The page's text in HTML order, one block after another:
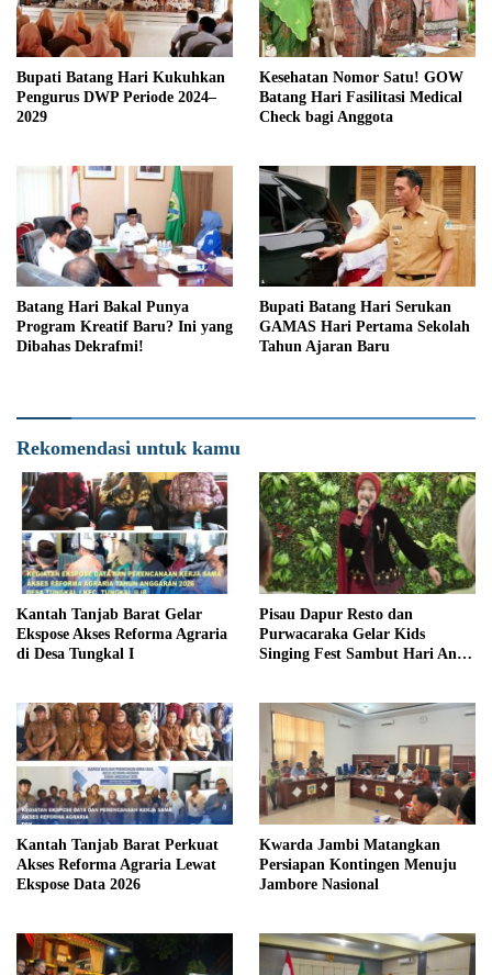
Bupati Batang Hari Kukuhkan
Pengurus DWP Periode 2024–
2029
Kesehatan Nomor Satu! GOW
Batang Hari Fasilitasi Medical
Check bagi Anggota
Batang Hari Bakal Punya
Program Kreatif Baru? Ini yang
Dibahas Dekrafmi!
Bupati Batang Hari Serukan
GAMAS Hari Pertama Sekolah
Tahun Ajaran Baru
Rekomendasi untuk kamu
Kantah Tanjab Barat Gelar
Ekspose Akses Reforma Agraria
di Desa Tungkal I
Pisau Dapur Resto dan
Purwacaraka Gelar Kids
Singing Fest Sambut Hari Anak
Kantah Tanjab Barat Perkuat
Akses Reforma Agraria Lewat
Ekspose Data 2026
Kwarda Jambi Matangkan
Persiapan Kontingen Menuju
Jambore Nasional